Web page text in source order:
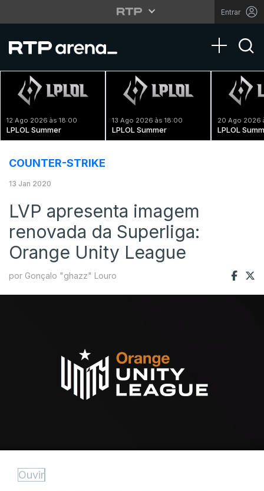
Entrar
Toggle
12 Ago 2026 às 18:00
LPLOL Summer
13 Ago 2026 às 18:00
LPLOL Summer
20 Ago 2026
LPLOL
COUNTER-STRIKE
13 Jan 2020
LVP apresenta imagem
renovada da Superliga:
Orange Unity League
por Gonçalo "ghazz" Louro
Ouvir